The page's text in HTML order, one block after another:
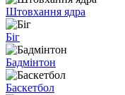
Штовхання ядра
Біг
Бадмінтон
Баскетбол